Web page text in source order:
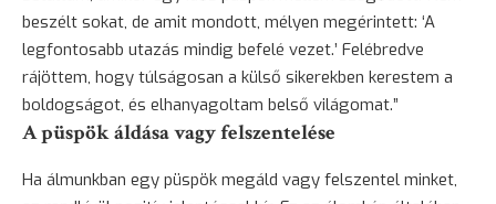
beszélt sokat, de amit mondott, mélyen megérintett: ‘A
legfontosabb utazás mindig befelé vezet.’ Felébredve
rájöttem, hogy túlságosan a külső sikerekben kerestem a
boldogságot, és elhanyagoltam belső világomat.”
A püspök áldása vagy felszentelése
Ha álmunkban egy püspök megáld vagy felszentel minket,